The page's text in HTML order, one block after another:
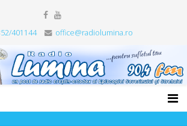
401144 office@radiolumina.ro